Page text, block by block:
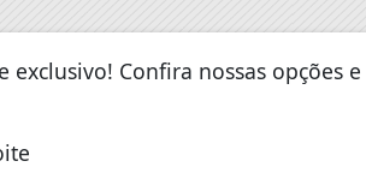
Confira nossas opções